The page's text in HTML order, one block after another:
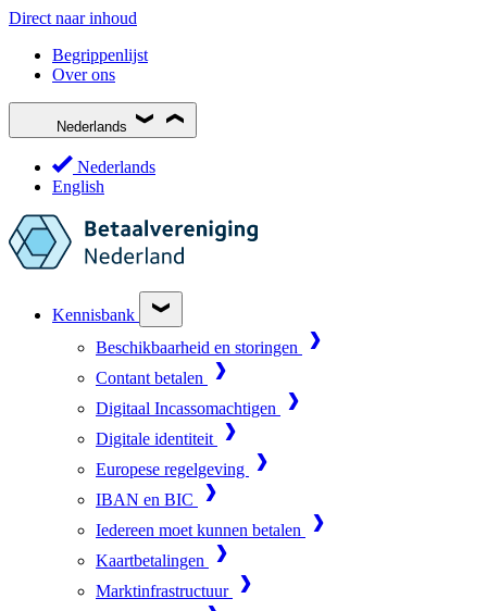
Direct naar inhoud
Begrippenlijst
Over ons
Nederlands
Nederlands
English
Kennisbank
Beschikbaarheid en storingen
Contant betalen
Digitaal Incassomachtigen
Digitale identiteit
Europese regelgeving
IBAN en BIC
Iedereen moet kunnen betalen
Kaartbetalingen
Marktinfrastructuur